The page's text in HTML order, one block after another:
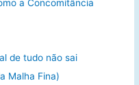
a Concomitância
de tudo não sai
Malha Fina)